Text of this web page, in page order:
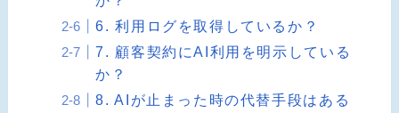
6. 利用ログを取得しているか？
7. 顧客契約にAI利用を明示している
か？
8. AIが止まった時の代替手段はある